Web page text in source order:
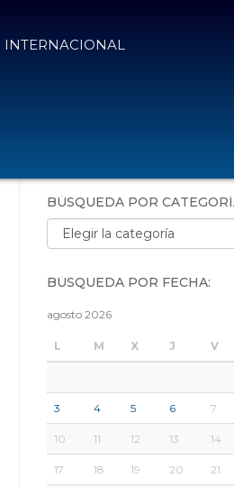
INTERNACIONAL
BÚSQUEDA POR
Búsqueda por categorías:
BÚSQUEDA POR FECHA:
agosto 2026
L M X J V
3 4 5 6 7
10 11 12 13 14
17 18 19 20 21